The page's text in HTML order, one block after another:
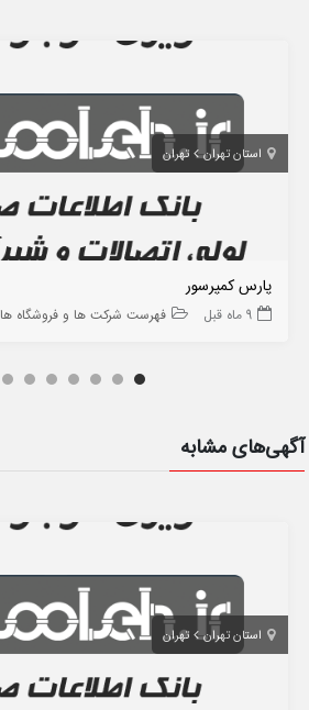
استان تهران تهران
پارس کمپرسور
9 ماه قبل فهرست شرکت ها و فروشگاه ها
آگهی‌های مشابه
استان تهران تهران